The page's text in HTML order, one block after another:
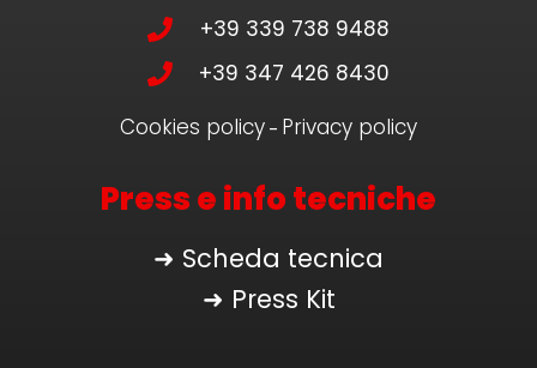
+39 339 738 9488
+39 347 426 8430
Cookies policy – Privacy policy
Press e info tecniche
➜ Scheda tecnica
➜ Press Kit